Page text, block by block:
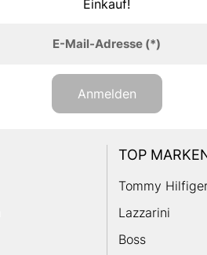
Einkauf!
E-Mail-Adresse(*)
Anmelden
TOP
Tommy
Lazzarini
Boss